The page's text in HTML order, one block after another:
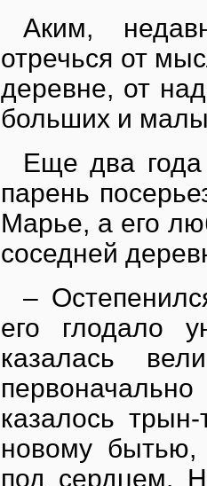
Аким,
отречься от
деревне, от
больших и
Еще два
парень
Марье, а его
соседней
–
его глодало
казалась
казалось
новому
под сердцем.